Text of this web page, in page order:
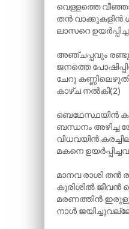
വെള്ളത്തെ
തൻ വാക്കുകളിൻ
ലാസറെ
അഞ്ചപ്പവും
ജനത്തെ
ചേറു
കാഴ്ച നൽകി(2)
ബെഥേസ്ഥയിൻ
ബന്ധനം അഴിച്ച
വിധവയിൻ
മകനെ
മാനവ രാശി തൻ
കുരിശിൽ ജീവൻ
മരണത്തിൻ
നാൾ